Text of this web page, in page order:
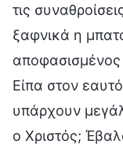
τις
ξαφνικά η
Είπα στον
υπάρχουν
ο Χριστός;